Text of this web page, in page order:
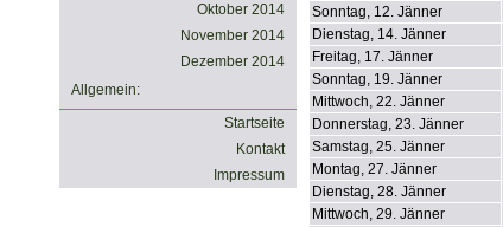
Oktober 2014
November 2014
Dezember 2014
Allgemein:
Startseite
Kontakt
Impressum
Sonntag, 12. Jänner
Dienstag, 14. Jänner
Freitag, 17. Jänner
Sonntag, 19. Jänner
Mittwoch, 22. Jänner
Donnerstag, 23. Jänner
Samstag, 25. Jänner
Montag, 27. Jänner
Dienstag, 28. Jänner
Mittwoch, 29. Jänner